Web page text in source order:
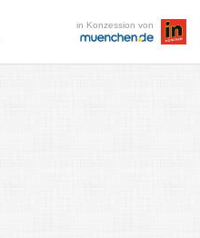
in Konzession von